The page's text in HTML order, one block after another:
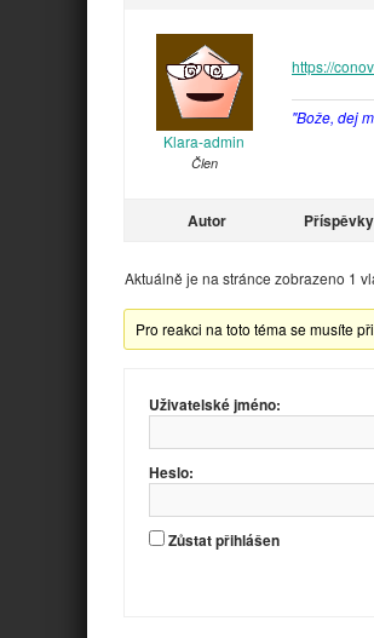
Klara-admin
Člen
https://
"Bože, dej
Autor Příspěvky
Aktuálně je na stránce zobrazeno 1
Pro reakci na toto téma se musíte
Uživatelské jméno:
Heslo:
Zůstat přihlášen